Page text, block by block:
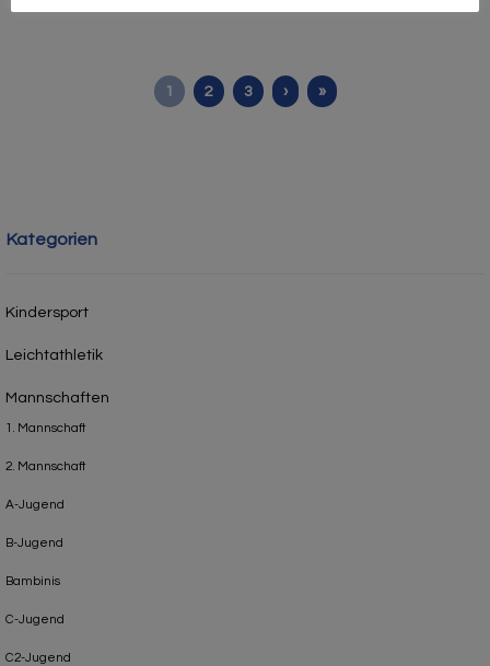
1 2 3 › »
Kategorien
Kindersport
Leichtathletik
Mannschaften
1. Mannschaft
2. Mannschaft
A-Jugend
B-Jugend
Bambinis
C-Jugend
C2-Jugend